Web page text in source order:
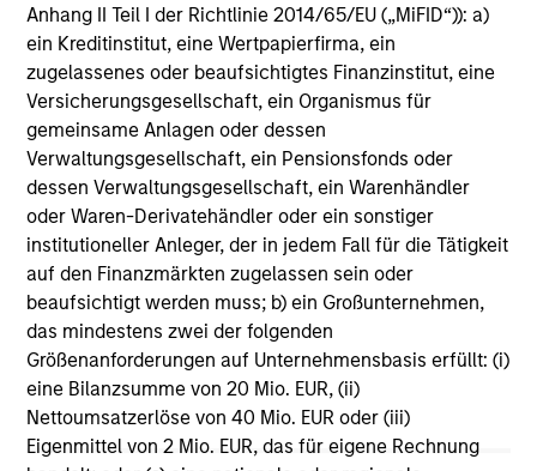
Anhang II Teil I der Richtlinie 2014/65/EU („MiFID“)): a)
ein Kreditinstitut, eine Wertpapierfirma, ein
zugelassenes oder beaufsichtigtes Finanzinstitut, eine
Versicherungsgesellschaft, ein Organismus für
gemeinsame Anlagen oder dessen
Verwaltungsgesellschaft, ein Pensionsfonds oder
dessen Verwaltungsgesellschaft, ein Warenhändler
oder Waren-Derivatehändler oder ein sonstiger
institutioneller Anleger, der in jedem Fall für die Tätigkeit
auf den Finanzmärkten zugelassen sein oder
beaufsichtigt werden muss; b) ein Großunternehmen,
das mindestens zwei der folgenden
Größenanforderungen auf Unternehmensbasis erfüllt: (i)
eine Bilanzsumme von 20 Mio. EUR, (ii)
Nettoumsatzerlöse von 40 Mio. EUR oder (iii)
Eigenmittel von 2 Mio. EUR, das für eigene Rechnung
Je höher die Kategorie (1-7), desto höher ist der mögliche
Ertrag, aber auch das Risiko, den ursprünglich angelegten
Betrag zu verlieren. Kategorie 1 bedeutet nicht, dass es sich
um eine risikofreie Anlage handelt. Bitte beachten Sie die
BasisInformationsBlatt („BIB“) des Fonds unter Ressourcen,
die Risikoeinstufungen und -hinweise für die einzelnen
Anlageklassen enthalten.
DasMorningstar Rating™(Sterne-Rating) für Fonds wird
für Vermögensverwaltungsprodukte (wie Investmentfonds,
Variable-Annuity- und Variable-Life-Unterkonten (variable
Renten- und Lebensversicherung), börsennotierte Fonds,
geschlossene Fonds und separate Konten) berechnet, die
seit mindestens drei Jahren existieren. Börsennotierte
Fonds und offene Investmentfonds werden zu
Vergleichszwecken zu einer Kategorie zusammengefasst.
Das Rating wird anhand der Morningstar Risk-Adjusted
Return (MRAR) berechnet, eine Kennzahl, die die
Schwankungen der monatlichen Überschussrendite eines
verwalteten Produkts berücksichtigt. Dabei wird